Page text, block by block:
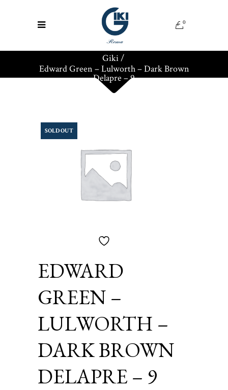
0
Giki/
Edward Green – Lulworth – Dark Brown
Delapre – 9
SOLD OUT
EDWARD
GREEN –
LULWORTH –
DARK BROWN
DELAPRE – 9